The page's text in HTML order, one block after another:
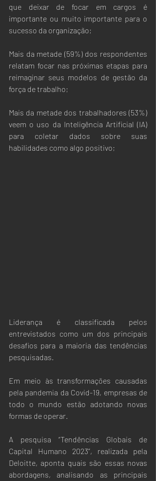
que deixar de focar em cargos é
importante ou muito importante para o
sucesso da organização;
Mais da metade (59%) dos respondentes
relatam focar nas próximas etapas para
reimaginar seus modelos de gestão da
força de trabalho;
Mais da metade dos trabalhadores (53%)
veem o uso da Inteligência Artificial (IA)
para coletar dados sobre suas
habilidades como algo positivo;
Liderança é classificada pelos
entrevistados como um dos principais
desafios para a maioria das tendências
pesquisadas.
Em meio às transformações causadas
pela pandemia da Covid-19, empresas de
todo o mundo estão adotando novas
formas de operar.
A pesquisa “Tendências Globais de
Capital Humano 2023”, realizada pela
Deloitte, aponta quais são essas novas
abordagens, analisando as principais